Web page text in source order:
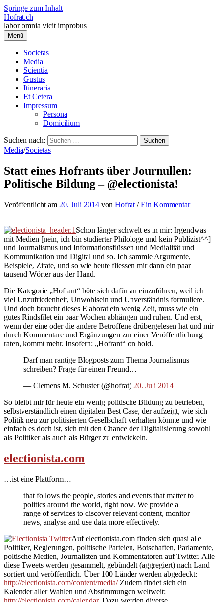
Springe zum Inhalt
Hofrat.ch
labor omnia vicit improbus
Menü
Societas
Media
Scientia
Gustus
Itineraria
Et Cetera
Impressum
Persona
Domicilium
Suchen nach:
Media/Societas
Statt eines Hofrants über Journullen:
Politische Bildung – @electionista!
Veröffentlicht am 20. Juli 2014 von Hofrat /Ein Kommentar
Schon länger schwelt es in mir: Irgendwas
mit Medien [nein, ich bin studierter Philologe und kein Publizist^^]
und Journalismus und Informationsflüssen und Medialität und
Kommunikation und Digital und so. Ich sammle Argumente,
Beispiele, Zitate, und so wie heute fliessen mir dann ein paar
tausend Wörter aus der Hand.
Die Kategorie „Hofrant“ böte sich dafür an einzuführen, weil ich
viel Unzufriedenheit, Unwohlsein und Unverständnis formuliere.
Und doch braucht dieses Elaborat ein wenig Zeit, muss wie ein
gutes Rindsfilet ein paar Wochen abhängen und ruhen. Und erst,
wenn der eine oder die andere Betroffene drübergelesen hat und mir
durch Kommentare und Ergänzungen zur einer Veröffentlichung
raten, kommt mehr. Insofern: „Hofrant“ on hold.
Darf man rantige Blogposts zum Thema Journalismus
schreiben? Frage für einen Freund…
— Clemens M. Schuster (@hofrat) 20. Juli 2014
So bleibt mir für heute ein wenig politische Bildung zu betrieben,
selbstverständlich einen digitalen Best Case, der aufzeigt, wie sich
Politik neu zur politisierten Gesellschaft verhalten könnte und wie
einfach es doch ist, sich mit den Chance der Digitalisierung sowohl
als Politiker als auch als Bürger zu entwickeln.
electionista.com
…ist eine Plattform…
that follows the people, stories and events that matter to
politics around the world, right now. We provide a
range of services to discover relevant content, monitor
news, analyse and use data more effectively.
Auf electionista.com finden sich quasi alle
Politiker, Regierungen, politische Parteien, Botschaften, Parlamente,
poltische Medien, Journalisten und Kommentatoren auf Twitter. Alle
diese Tweets werden gesammelt, gebündelt (aggregiert) nach Land
sortiert und veröffentlich. Über 100 Länder werden abgedeckt:
http://electionista.com/content/media/Zudem findet sich ein
Kalender aller Wahlen und Abstimmungen weltweit:
http://electionista.com/calendar. Dazu werden diverse